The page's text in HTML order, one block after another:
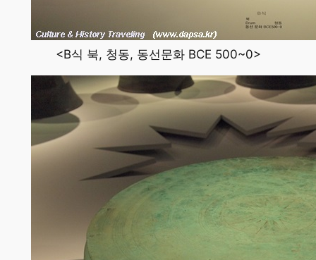
<B식 북, 청동, 동선문화 BCE 500~0>